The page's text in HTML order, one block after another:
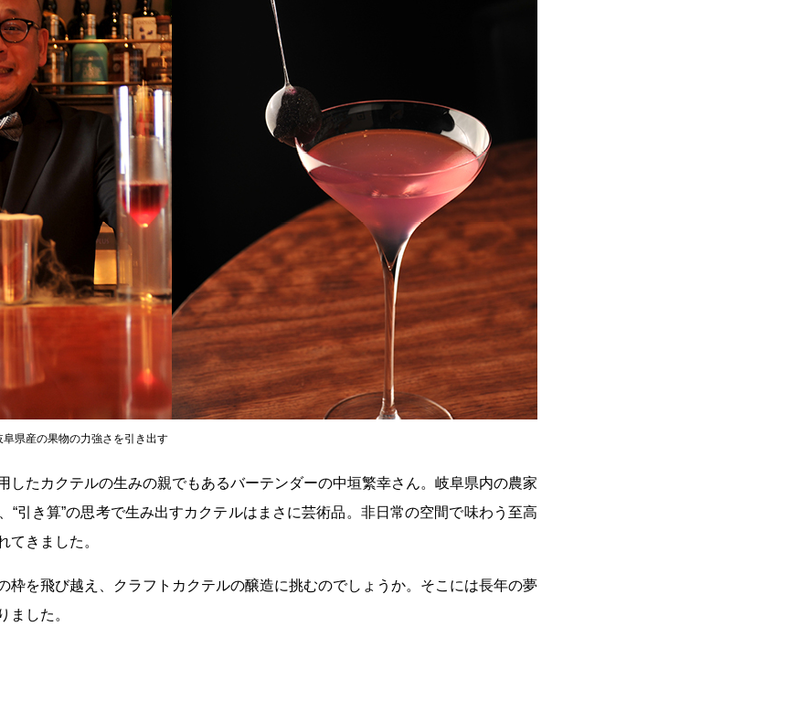
県産の果物の力強さを引き出す
したカクテルの生みの親でもあるバーテンダーの中垣繁幸さん。岐阜県内の農家
“引き算”の思考で生み出すカクテルはまさに芸術品。非日常の空間で味わう至高
てきました。
枠を飛び越え、クラフトカクテルの醸造に挑むのでしょうか。そこには長年の夢
ました。